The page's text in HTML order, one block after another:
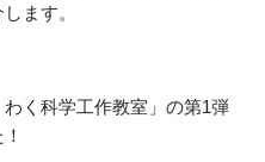
ます。
く科学工作教室」の第1弾